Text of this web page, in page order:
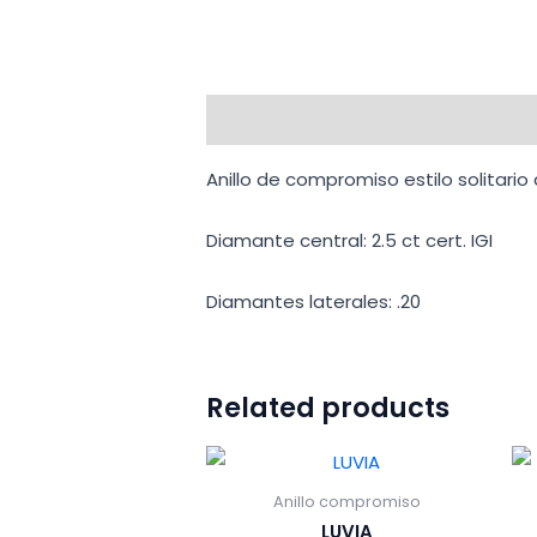
Anillo de compromiso estilo
Diamante central: 2.5 ct cert. IGI
Diamantes laterales: .20
Related products
Anillo compromiso
LUVIA